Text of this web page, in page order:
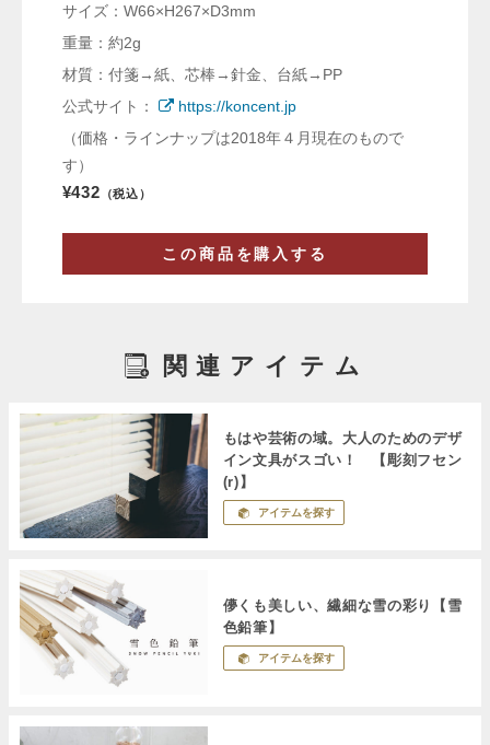
サイズ：W66×H267×D3mm
重量：約2g
材質：付箋→紙、芯棒→針金、台紙→PP
公式サイト：
https://koncent.jp
（価格・ラインナップは2018年４月現在のもので
す）
¥432 （税込）
この商品を購入する
関連アイテム
もはや芸術の域。大人のためのデザ
イン文具がスゴい！ 【彫刻フセン
(r)】
アイテムを探す
儚くも美しい、繊細な雪の彩り【雪
色鉛筆】
アイテムを探す